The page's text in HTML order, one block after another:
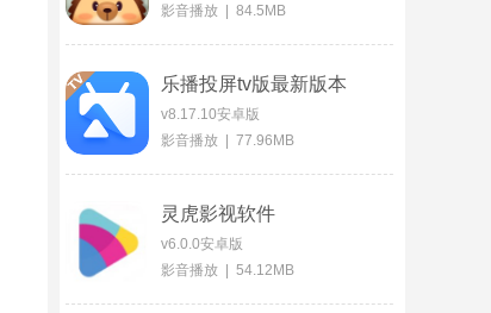
影音播放 | 84.5MB
乐播投屏tv版最新版本
v8.17.10安卓版
影音播放 | 77.96MB
灵虎影视软件
v6.0.0安卓版
影音播放 | 54.12MB